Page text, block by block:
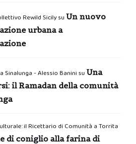
Rewild Sicilysu Un nuovo
urbana a
Sinalunga - Alessio Banini su Una
il Ramadan della comunità
il Ricettario di Comunità a Torrita
di coniglio alla farina di